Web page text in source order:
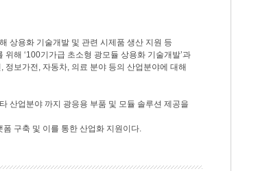
상용화 기술개발 및 관련 시제품 생산 지원 등
해 ‘100기가급 초소형 광모듈 상용화 기술개발’과
정보가전, 자동차, 의료 분야 등의 산업분야에 대해
산업분야 까지 광응용 부품 및 모듈 솔루션 제공을
구축 및 이를 통한 산업화 지원이다.